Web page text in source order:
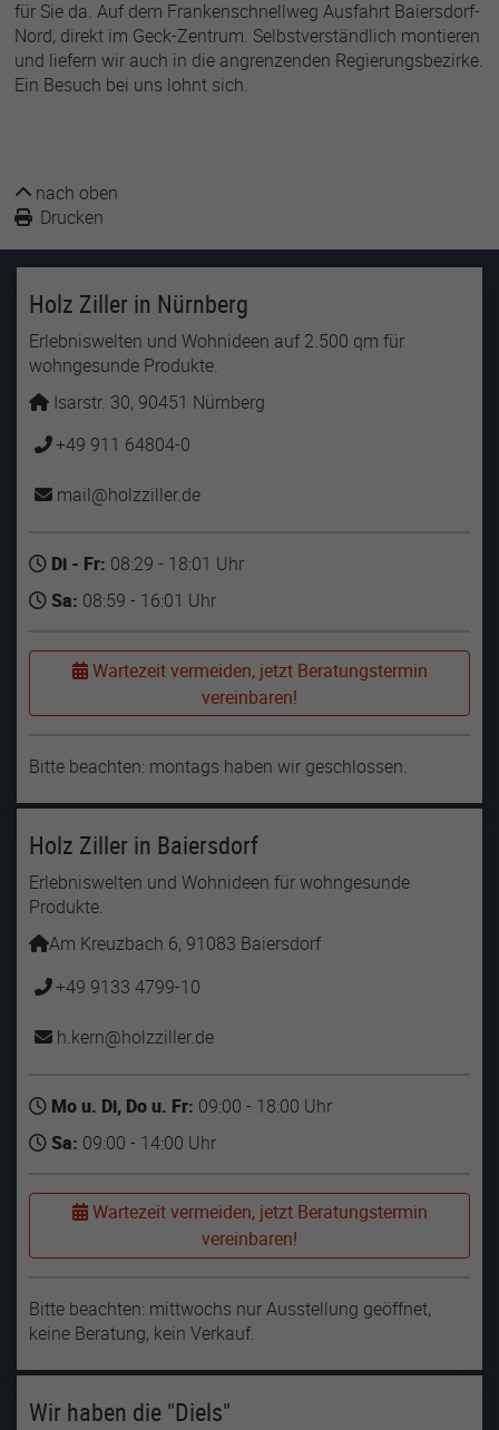
für Sie da. Auf dem Frankenschnellweg Ausfahrt Baiersdorf-
Nord, direkt im Geck-Zentrum. Selbstverständlich montieren
und liefern wir auch in die angrenzenden Regierungsbezirke.
Ein Besuch bei uns lohnt sich.
nach oben
Drucken
Holz Ziller in Nürnberg
Erlebniswelten und Wohnideen auf 2.500 qm für
wohngesunde Produkte.
Isarstr. 30, 90451 Nürnberg
+49 911 64804-0
mail holzziller de
Di - Fr: 08:29 - 18:01 Uhr
Sa: 08:59 - 16:01 Uhr
Wartezeit vermeiden, jetzt Beratungstermin
vereinbaren!
Bitte beachten: montags haben wir geschlossen.
Holz Ziller in Baiersdorf
Erlebniswelten und Wohnideen für wohngesunde
Produkte.
Am Kreuzbach 6, 91083 Baiersdorf
+49 9133 4799-10
h.kern holzziller de
Mo u. Di, Do u. Fr: 09:00 - 18:00 Uhr
Sa: 09:00 - 14:00 Uhr
Wartezeit vermeiden, jetzt Beratungstermin
vereinbaren!
Bitte beachten: mittwochs nur Ausstellung geöffnet,
keine Beratung, kein Verkauf.
Wir haben die "Diels"